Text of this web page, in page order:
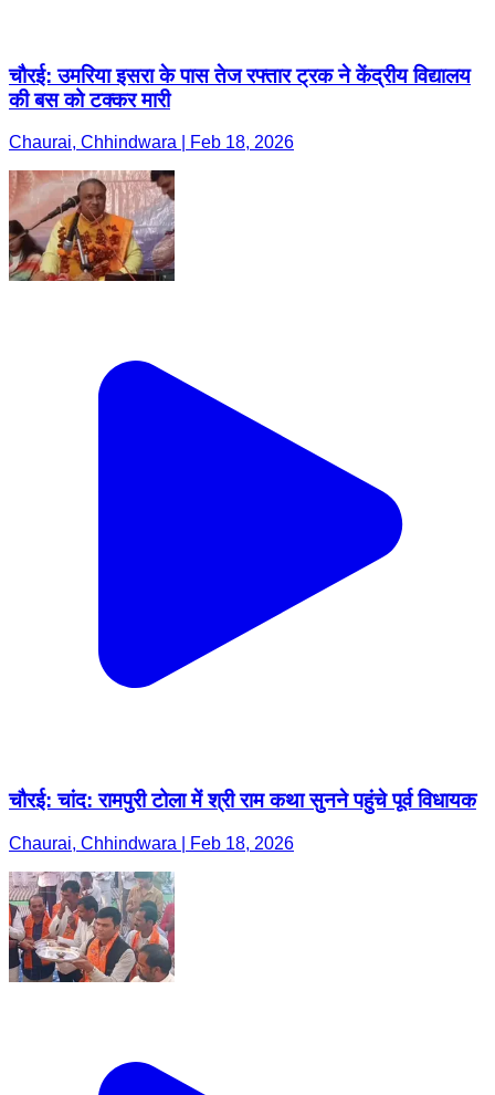
चौरई: उमरिया इसरा के पास तेज रफ्तार ट्रक ने केंद्रीय विद्यालय
की बस को टक्कर मारी
Chaurai, Chhindwara | Feb 18, 2026
चौरई: चांद: रामपुरी टोला में श्री राम कथा सुनने पहुंचे पूर्व विधायक
Chaurai, Chhindwara | Feb 18, 2026